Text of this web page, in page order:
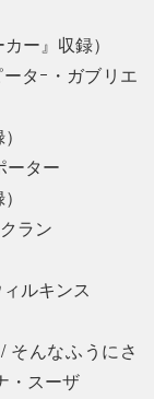
ー』収録）
タｰ・ガブリエ
ーター
ラン
ルキンス
そんなふうにさ
・スーザ